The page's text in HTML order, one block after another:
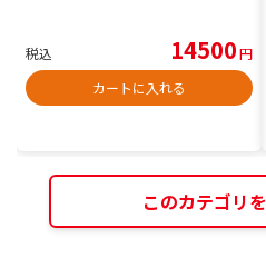
税込 14500円
カートに入れる
このカテゴリ